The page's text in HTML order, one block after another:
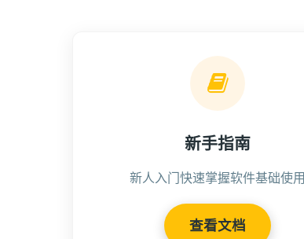
新手指南
新人入门快速掌握软件基础使用
查看文档